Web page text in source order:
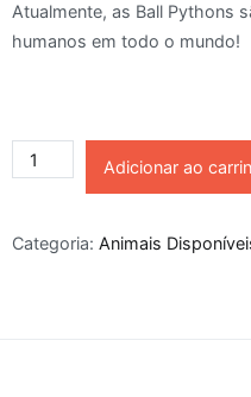
Atualmente, as Ball Pythons
humanos em todo o mundo!
Adicionar ao
Categoria:Animais